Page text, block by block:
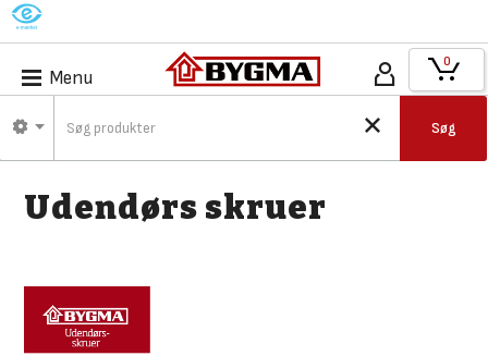
M
Menu
Søg
0
Udendørs skruer